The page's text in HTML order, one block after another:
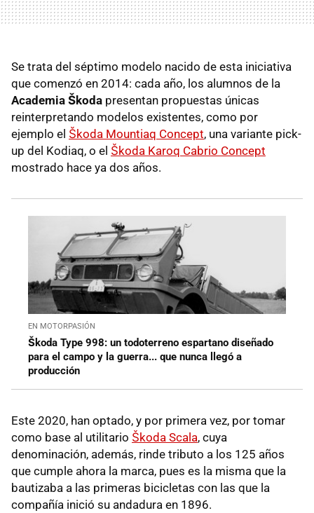
Se trata del séptimo modelo nacido de esta iniciativa
que comenzó en 2014: cada año, los alumnos de la
Academia Škoda presentan propuestas únicas
reinterpretando modelos existentes, como por
ejemplo el Škoda Mountiaq Concept, una variante pick-
up del Kodiaq, o el Škoda Karoq Cabrio Concept
mostrado hace ya dos años.
EN MOTORPASIÓN
Škoda Type 998: un todoterreno espartano diseñado
para el campo y la guerra... que nunca llegó a
producción
Este 2020, han optado, y por primera vez, por tomar
como base al utilitario Škoda Scala, cuya
denominación, además, rinde tributo a los 125 años
que cumple ahora la marca, pues es la misma que la
bautizaba a las primeras bicicletas con las que la
compañía inició su andadura en 1896.